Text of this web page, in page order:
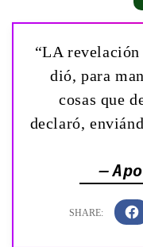
“LA
dió, para
cosas que
declaró,
—